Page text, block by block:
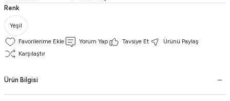
Renk
Yeşil
Yorum Yap Tavsiye Et
Ürünü Paylaş
Karşılaştır
Ürün Bilgisi